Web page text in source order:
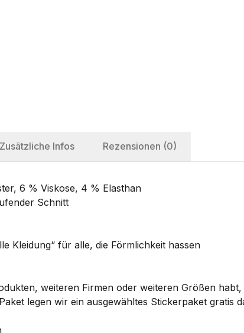
Zusätzliche Infos Rezensionen (0)
6 % Viskose, 4 % Elasthan
Schnitt
Kleidung“ für alle, die Förmlichkeit hassen
weiteren Firmen oder weiteren Größen
legen wir ein ausgewähltes Stickerpaket gratis